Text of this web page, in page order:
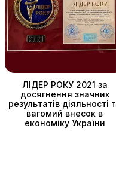
ЛІДЕР РОКУ 2021 за
досягнення значних
результатів діяльності
вагомий внесок в
економіку України